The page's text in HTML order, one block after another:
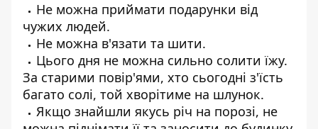
Не можна приймати подарунки від
чужих людей.
Не можна в'язати та шити.
Цього дня не можна сильно солити їжу.
За старими повір'ями, хто сьогодні з'їсть
багато солі, той хворітиме на шлунок.
Якщо знайшли якусь річ на порозі, не